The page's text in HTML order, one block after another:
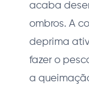
acaba
ombros. A
deprima
fazer o
a